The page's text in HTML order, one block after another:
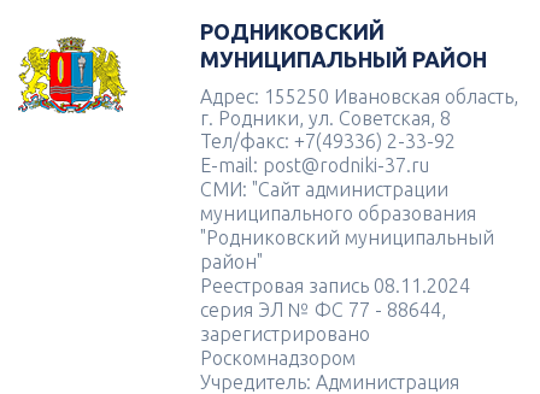
РОДНИКОВСКИЙ
МУНИЦИПАЛЬНЫЙ РАЙОН
Адрес: 155250 Ивановская область,
г. Родники, ул. Советская, 8
Тел/факс: +7(49336) 2-33-92
E-mail: post@rodniki-37.ru
СМИ: "Сайт администрации
муниципального образования
"Родниковский муниципальный
район"
Реестровая запись 08.11.2024
серия ЭЛ № ФС 77 - 88644,
зарегистрировано
Роскомнадзором
Учредитель: Администрация